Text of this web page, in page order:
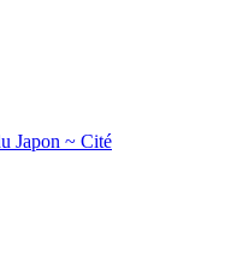
Japon ~ Cité